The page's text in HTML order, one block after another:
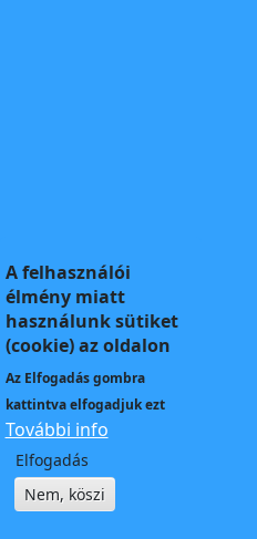
A felhasználói
élmény miatt
használunk sütiket
(cookie) az oldalon
Az Elfogadásgombra
kattintva elfogadjuk ezt
További info
Elfogadás
Nem, köszi